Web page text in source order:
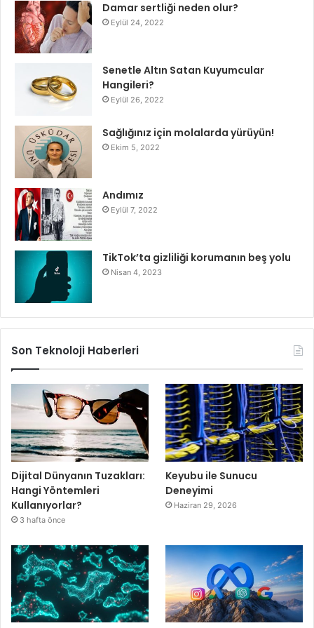
Damar sertliği neden olur?
Eylül 24, 2022
Senetle Altın Satan Kuyumcular
Hangileri?
Eylül 26, 2022
Sağlığınız için molalarda yürüyün!
Ekim 5, 2022
Andımız
Eylül 7, 2022
TikTok’ta gizliliği korumanın beş yolu
Nisan 4, 2023
Son Teknoloji Haberleri
Dijital Dünyanın Tuzakları:
Hangi Yöntemleri
Kullanıyorlar?
3 hafta önce
Keyubu ile Sunucu
Deneyimi
Haziran 29, 2026